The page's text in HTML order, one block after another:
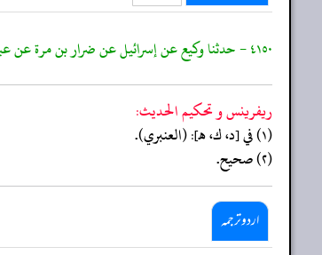
٤١٥٠ - حدثنا وكيع عن إسرائيل عن ضرار بن مرة عن عبد الله بن ابي الهذيل
ريفرينس و تحكيم الحدیث:
(١) في [د، ك، هـ]: (العنبري).
(٢) صحيح.
اردو ترجمہ